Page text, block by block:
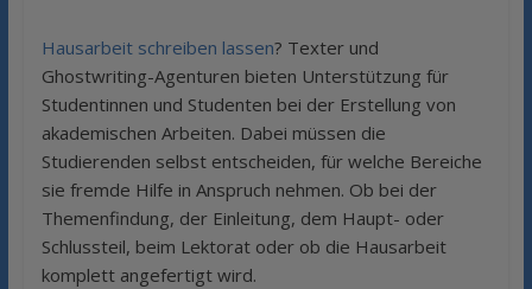
Hausarbeit schreiben lassen? Texter und
Ghostwriting-Agenturen bieten Unterstützung für
Studentinnen und Studenten bei der Erstellung von
akademischen Arbeiten. Dabei müssen die
Studierenden selbst entscheiden, für welche Bereiche
sie fremde Hilfe in Anspruch nehmen. Ob bei der
Themenfindung, der Einleitung, dem Haupt- oder
Schlussteil, beim Lektorat oder ob die Hausarbeit
komplett angefertigt wird.